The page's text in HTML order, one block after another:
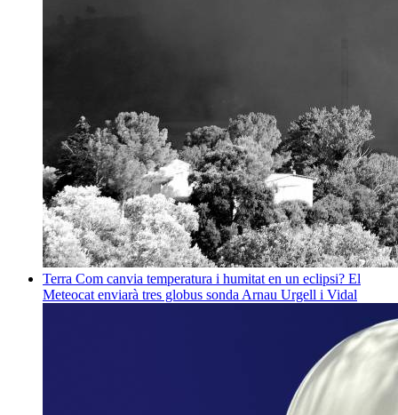
Terra Com canvia temperatura i humitat en un eclipsi? El
Meteocat enviarà tres globus sonda Arnau Urgell i Vidal